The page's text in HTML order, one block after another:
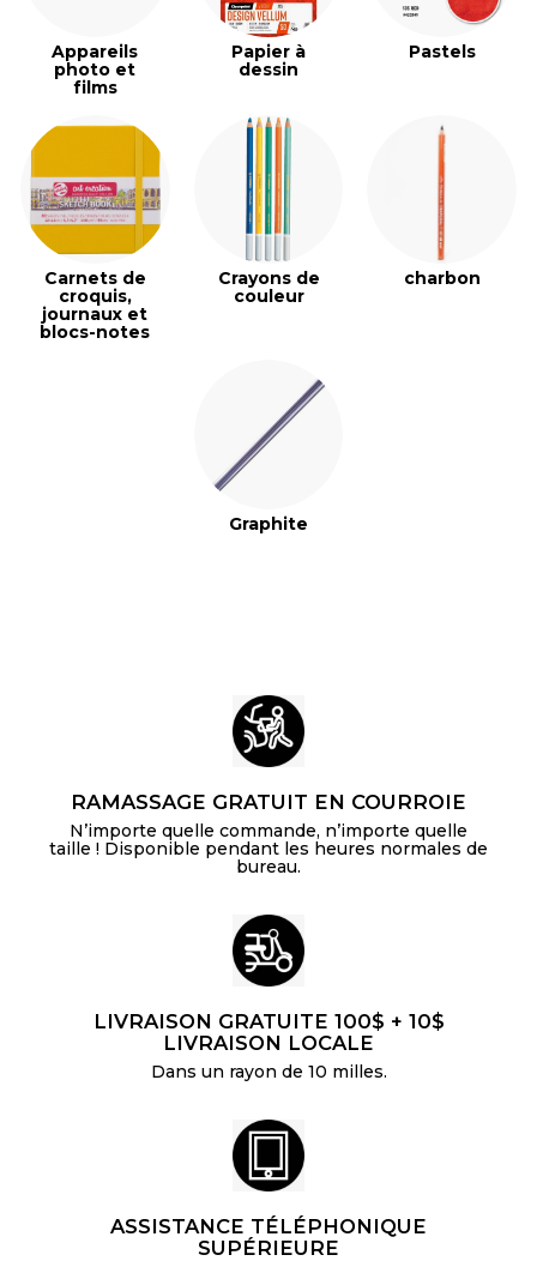
Appareils
photo et
films
Papier à
dessin
Pastels
Carnets de
croquis,
journaux et
blocs-notes
Crayons de
couleur
charbon
Graphite
RAMASSAGE GRATUIT EN COURROIE
N’importe quelle commande, n’importe quelle
taille ! Disponible pendant les heures normales de
bureau.
LIVRAISON GRATUITE 100$ + 10$
LIVRAISON LOCALE
Dans un rayon de 10 milles.
ASSISTANCE TÉLÉPHONIQUE
SUPÉRIEURE